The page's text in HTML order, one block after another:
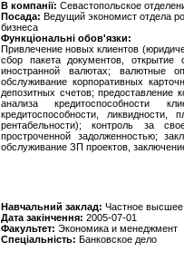
В компанії: Севастопольское
Посада: Ведущий экономист отдела
бизнеса
Функціональні обов'язки:
Привлечение новых клиентов
сбор пакета документов,
иностранной валютах; валютные
обслуживание корпоративных
депозитных счетов; предоставление
анализа кредитоспособности
кредитоспособности, ликвидности,
рентабельности); контроль за
простроченной задолженностью;
обслуживание ЗП проектов,
Навчальний заклад: Частное высшее
Дата закінчення: 2005-07-01
Факультет: Экономика и менеджмент
Спеціальність: Банковское дело